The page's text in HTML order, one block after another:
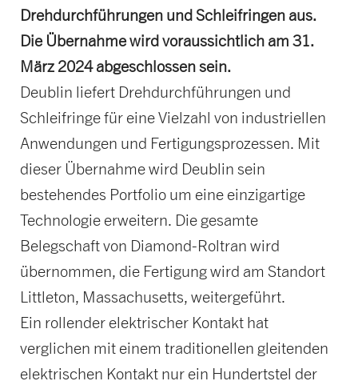
Drehdurchführungen und Schleifringen aus.
Die Übernahme wird voraussichtlich am 31.
März 2024 abgeschlossen sein.
Deublin liefert Drehdurchführungen und
Schleifringe für eine Vielzahl von industriellen
Anwendungen und Fertigungsprozessen. Mit
dieser Übernahme wird Deublin sein
bestehendes Portfolio um eine einzigartige
Technologie erweitern. Die gesamte
Belegschaft von Diamond-Roltran wird
übernommen, die Fertigung wird am Standort
Littleton, Massachusetts, weitergeführt.
Ein rollender elektrischer Kontakt hat
verglichen mit einem traditionellen gleitenden
elektrischen Kontakt nur ein Hundertstel der